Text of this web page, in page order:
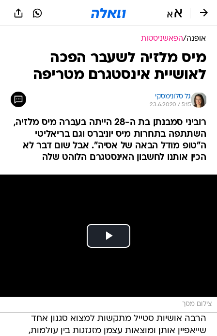
אופנה/הפאשניסטות
מיס מלזיה לשעבר הפכה
לאושיית אינסטגרם מטריפה
גל סלונימסקי
23.6.2020 / 5:15
רוביני סמבנתן בת ה-28 הייתה בעברה מיס מלזיה,
השתתפה בתחרות מיס יוניברס וגם בריאליטי
ה"טופ מודל הבאה של אסיה". אבל שום דבר לא
הכין אותנו לחשבון האינסטגרם הלוהט שלה
צילום מסך
הרבה אושיות סטייל מתקשות למצוא סגנון אחד
שייאפיין אותן ומוצאות עצמן מזגזגות בין עולמות,